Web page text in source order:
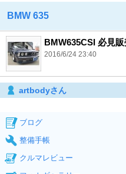
BMW 635
BMW635CSI 必見販
2016/6/24 23:40
artbodyさん
ブログ
整備手帳
クルマレビュー